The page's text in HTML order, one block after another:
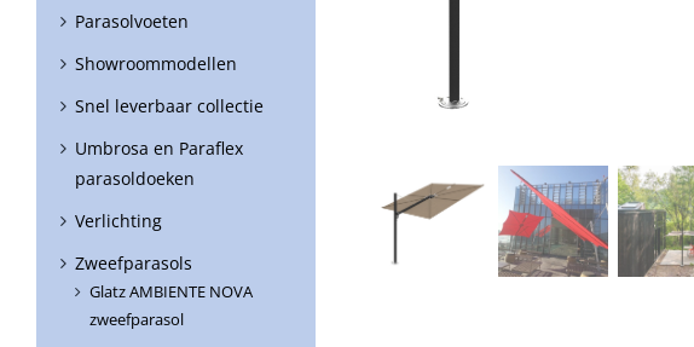
Parasolvoeten
Showroommodellen
Snel leverbaar collectie
Umbrosa en Paraflex
parasoldoeken
Verlichting
Zweefparasols
Glatz AMBIENTE NOVA
zweefparasol